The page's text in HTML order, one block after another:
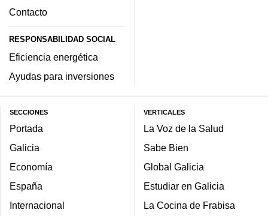
Contacto
RESPONSABILIDAD SOCIAL
Eficiencia energética
Ayudas para inversiones
SECCIONES
Portada
Galicia
Economía
España
Internacional
VERTICALES
La Voz de la Salud
Sabe Bien
Global Galicia
Estudiar en Galicia
La Cocina de Frabisa